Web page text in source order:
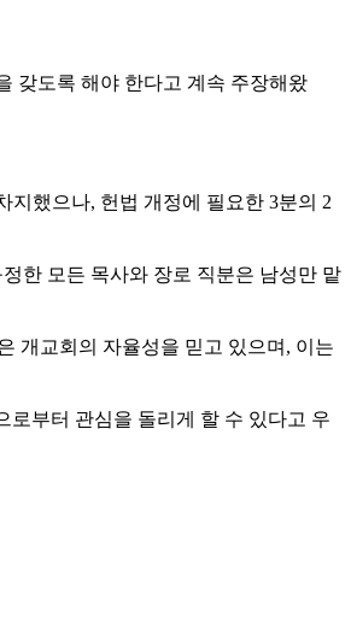
갖도록 해야 한다고 계속 주장해왔
지했으나, 헌법 개정에 필요한 3분의 2
한 모든 목사와 장로 직분은 남성만 맡
개교회의 자율성을 믿고 있으며, 이는
부터 관심을 돌리게 할 수 있다고 우